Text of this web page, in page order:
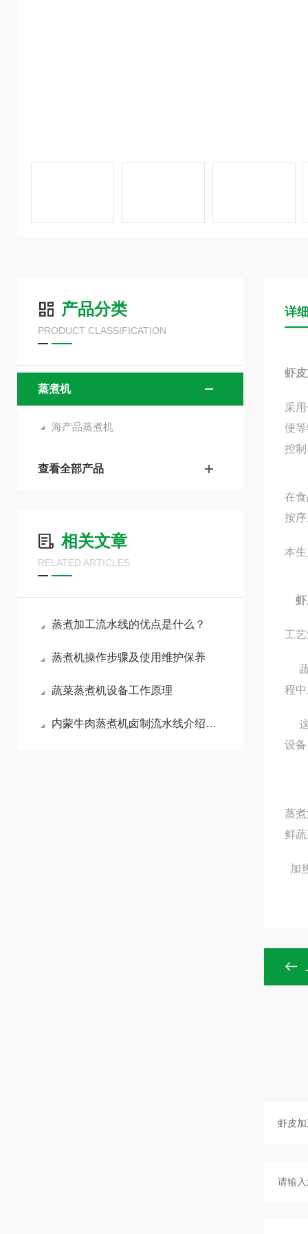
产品分类
PRODUCT CLASSIFICATION
蒸煮机
海产品蒸煮机
查看全部产品
相关文章
RELATED ARTICLES
蒸煮加工流水线的优点是什么？
蒸煮机操作步骤及使用维护保养
蔬菜蒸煮机设备工作原理
内蒙牛肉蒸煮机卤制流水线介绍说明
详
虾
采
便
控
在
按
本
工
蔬
程
这
设
蒸
鲜
加